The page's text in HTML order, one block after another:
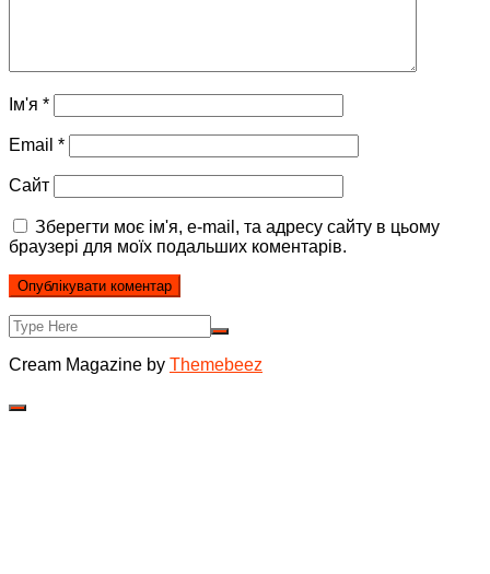
Ім'я *
Email *
Сайт
Зберегти моє ім'я, e-mail, та адресу сайту в цьому
браузері для моїх подальших коментарів.
Cream Magazine by Themebeez